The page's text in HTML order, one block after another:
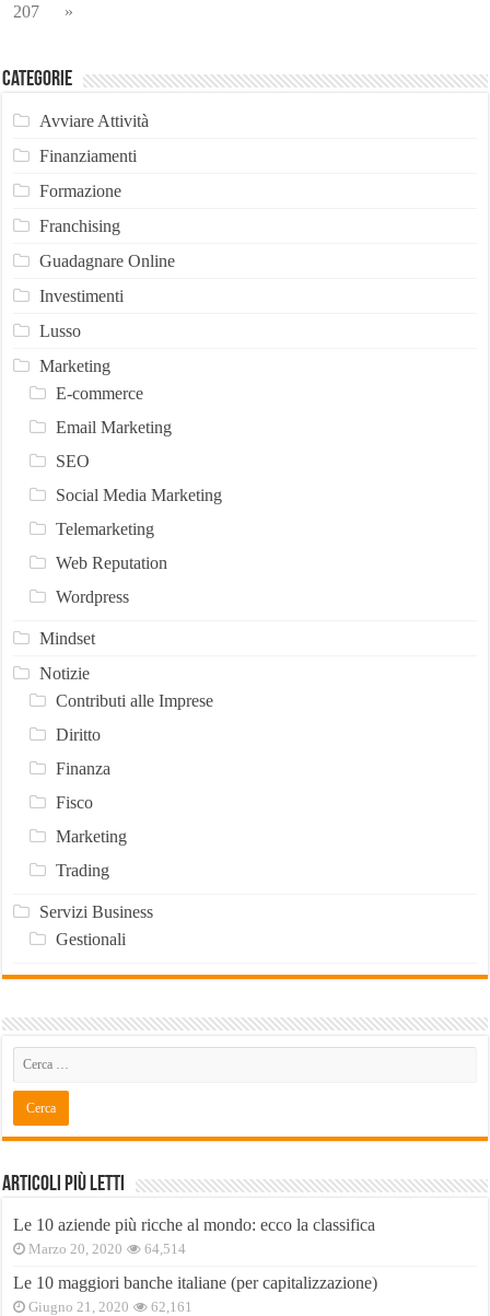
207
»
Categorie
Avviare Attività
Finanziamenti
Formazione
Franchising
Guadagnare Online
Investimenti
Lusso
Marketing
E-commerce
Email Marketing
SEO
Social Media Marketing
Telemarketing
Web Reputation
Wordpress
Mindset
Notizie
Contributi alle Imprese
Diritto
Finanza
Fisco
Marketing
Trading
Servizi Business
Gestionali
Articoli Più Letti
Le 10 aziende più ricche al mondo: ecco la classifica
Marzo 20, 2020 64,514
Le 10 maggiori banche italiane (per capitalizzazione)
Giugno 21, 2020 62,161